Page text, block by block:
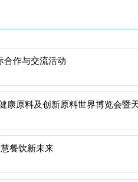
合作与交流活动
餐饮新未来